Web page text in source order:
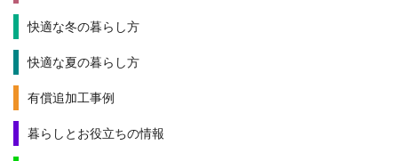
快適な冬の暮らし方
快適な夏の暮らし方
有償追加工事例
暮らしとお役立ちの情報